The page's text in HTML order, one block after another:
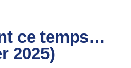
ce temps…
2025)